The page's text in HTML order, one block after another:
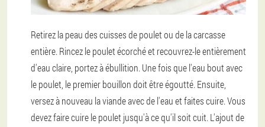
Retirez la peau des cuisses de poulet ou de la carcasse
entière. Rincez le poulet écorché et recouvrez-le entièrement
d'eau claire, portez à ébullition. Une fois que l'eau bout avec
le poulet, le premier bouillon doit être égoutté. Ensuite,
versez à nouveau la viande avec de l'eau et faites cuire. Vous
devez faire cuire le poulet jusqu'à ce qu'il soit cuit. L'ajout de